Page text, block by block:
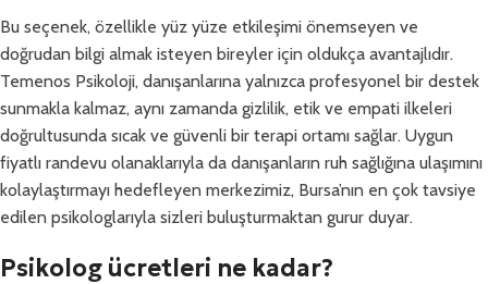
Bu seçenek, özellikle yüz yüze etkileşimi önemseyen ve
doğrudan bilgi almak isteyen bireyler için oldukça avantajlıdır.
Temenos Psikoloji, danışanlarına yalnızca profesyonel bir destek
sunmakla kalmaz, aynı zamanda gizlilik, etik ve empati ilkeleri
doğrultusunda sıcak ve güvenli bir terapi ortamı sağlar. Uygun
fiyatlı randevu olanaklarıyla da danışanların ruh sağlığına ulaşımını
kolaylaştırmayı hedefleyen merkezimiz, Bursa’nın en çok tavsiye
edilen psikologlarıyla sizleri buluşturmaktan gurur duyar.
Psikolog ücretleri ne kadar?